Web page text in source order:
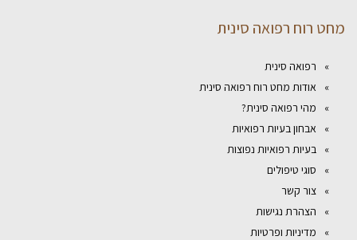
מחט רוח רפואה סינית
רפואה סינית
אודות מחט רוח רפואה סינית
מהי רפואה סינית?
אבחון בעיות רפואיות
בעיות רפואיות נפוצות
סוגי טיפולים
צור קשר
הצהרת נגישות
מדיניות ופרטיות